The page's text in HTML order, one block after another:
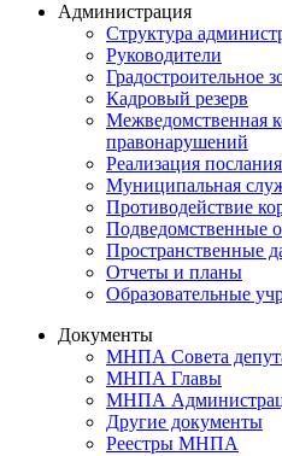
Администрация
Структура
Руководители
Градостроительное
Кадровый резерв
Межведомственная
правонарушений
Реализация
Муниципальная
Противодействие
Подведомственные
Пространственные
Отчеты и планы
Образовательные
Документы
МНПА Совета
МНПА Главы
МНПА
Другие документы
Реестры МНПА